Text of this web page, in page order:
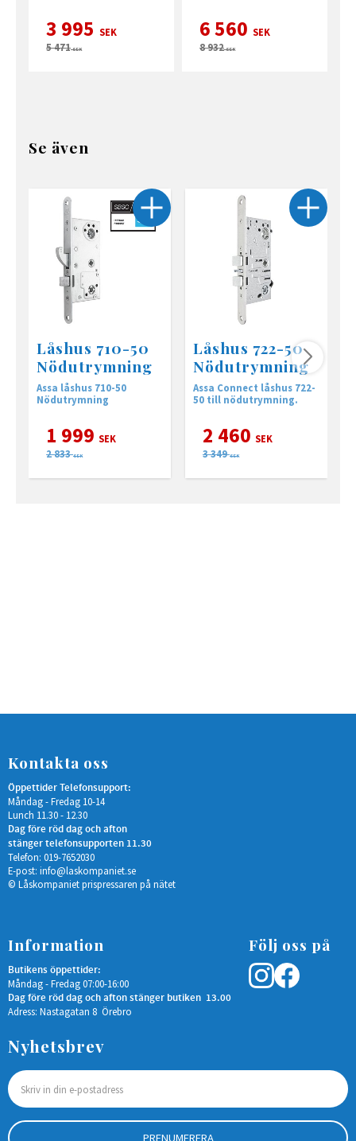
3 995 SEK
5 471SEK
6 560 SEK
8 932SEK
Se även
Låshus 710-50
Nödutrymning
Assa låshus 710-50
Nödutrymning
1 999 SEK
2 833 SEK
Låshus 722-50
Nödutrymning
Assa Connect låshus 722-
50 till nödutrymning.
2 460 SEK
3 349 SEK
Kontakta oss
Öppettider Telefonsupport:
Måndag - Fredag 10-14
Lunch 11.30 - 12.30
Dag före röd dag och afton
stänger telefonsupporten 11.30
Telefon: 019-7652030
E-post: info@laskompaniet.se
© Låskompaniet prispressaren på nätet
Information
Butikens öppettider:
Måndag - Fredag 07:00-16:00
Dag före röd dag och afton stänger butiken 13.00
Adress: Nastagatan 8 Örebro
Följ oss på
Nyhetsbrev
PRENUMERERA